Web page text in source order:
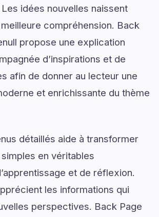
idées nouvelles naissent
meilleure compréhension. Back
propose une explication
d’inspirations et de
afin de donner au lecteur une
et enrichissante du thème
détaillés aide à transformer
en véritables
et de réflexion.
les informations qui
perspectives. Back Page